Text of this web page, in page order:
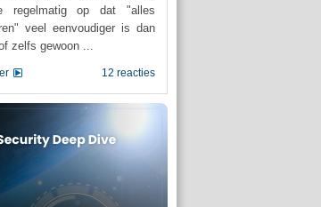
regelmatig op dat "alles
veel eenvoudiger is dan
zelfs gewoon ...
12 reacties